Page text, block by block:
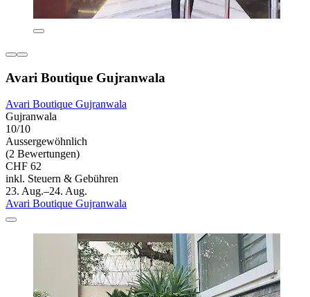
Avari Boutique Gujranwala
Avari Boutique Gujranwala
Gujranwala
10/10
Aussergewöhnlich
(2 Bewertungen)
CHF 62
inkl. Steuern & Gebühren
23. Aug.–24. Aug.
Avari Boutique Gujranwala